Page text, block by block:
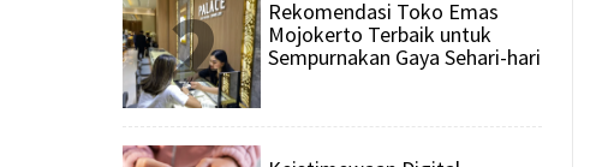
2
Rekomendasi Toko Emas
Mojokerto Terbaik untuk
Sempurnakan Gaya Sehari-hari